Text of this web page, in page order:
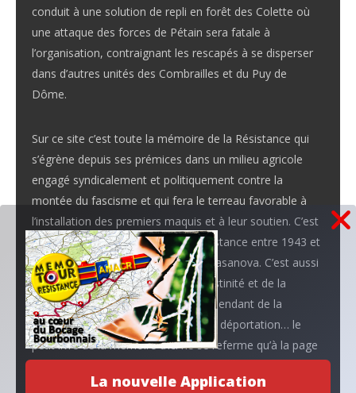
La nouvelle Application
conduit à une solution de repli en forêt des Colette où
une attaque des forces de Pétain sera fatale à
l’organisation, contraignant les rescapés à se disperser
dans d’autres unités des Combrailles et du Puy de
Dôme.
Sur ce site c’est toute la mémoire de la Résistance qui
s’égrène depuis ses prémices dans un milieu agricole
engagé syndicalement et politiquement contre la
montée du fascisme et qui fera le terreau favorable à
l’installation des premiers maquis et à leur soutien. C’est
aussi le lieu de l’évolution de la Résistance entre 1943 et
1944 dans le passage de Hoche à Casanova. C’est aussi
toute le problématique de la clandestinité et de la
résistance des « légaux » avec son pendant de la
répression, des arrestations et de la déportation… le
petit livre de la mémoire d’ici ne se referme qu’à la page